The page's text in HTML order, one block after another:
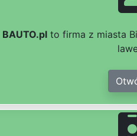
BAUTO.pl to firma z miasta